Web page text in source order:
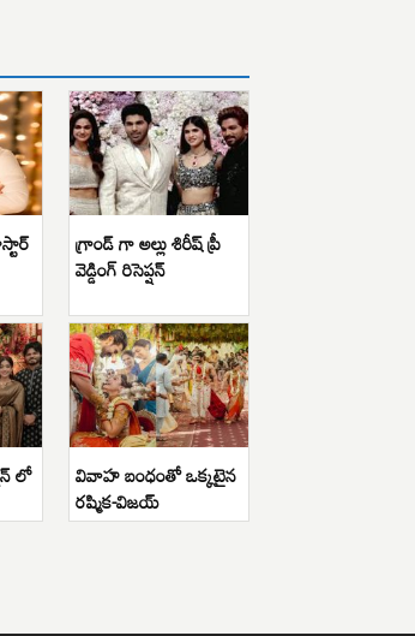
గ్రాండ్ గా అల్లు శిరీష్ ప్రీ
వెడ్డింగ్ రిసెప్షన్
లో వివాహ బంధంతో ఒక్కటైన
రష్మిక-విజయ్